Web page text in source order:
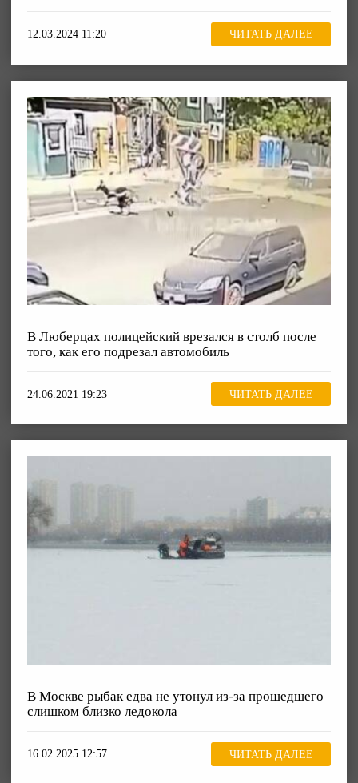
12.03.2024 11:20 ЧИТАТЬ ДАЛЕЕ
В Люберцах полицейский врезался в столб после
того, как его подрезал автомобиль
24.06.2021 19:23 ЧИТАТЬ ДАЛЕЕ
В Москве рыбак едва не утонул из-за прошедшего
слишком близко ледокола
16.02.2025 12:57 ЧИТАТЬ ДАЛЕЕ